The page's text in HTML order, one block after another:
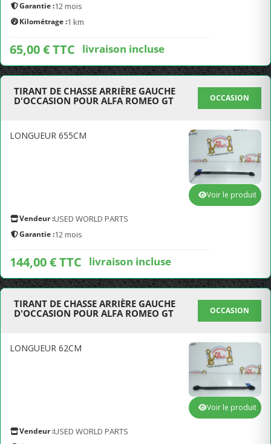
Garantie :12 mois
Kilométrage :1 km
65,00 € TTC livraison incluse
TIRANT DE CHASSE ARRIÈRE GAUCHE
D'OCCASION POUR ALFA ROMEO GT
OCCASION
LONGUEUR 655CM
Vendeur :USED WORLD PARTS
Garantie :12 mois
144,00 € TTC livraison incluse
Voir le produit
TIRANT DE CHASSE ARRIÈRE GAUCHE
D'OCCASION POUR ALFA ROMEO GT
OCCASION
LONGUEUR 62CM
Vendeur :USED WORLD PARTS
Voir le produit